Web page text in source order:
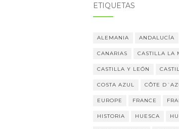
ETIQUETAS
ALEMANIA ANDALUCÍA
CANARIAS CASTILLA LA
CASTILLA Y LEÓN
COSTA AZUL CÔTE
EUROPE FRANCE
HISTORIA HUESCA